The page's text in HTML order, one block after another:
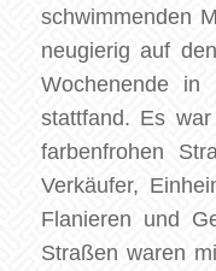
schwimmenden
neugierig auf
Wochenende
stattfand. Es
farbenfrohen
Verkäufer,
Flanieren und
Straßen waren